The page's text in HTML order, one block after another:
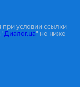
при условии ссылки
"Диалог.ua" не ниже